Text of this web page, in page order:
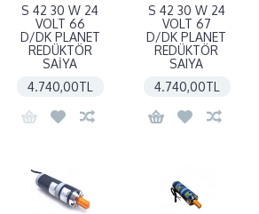
S 42 30 W 24
VOLT 66
D/DK PLANET
REDÜKTÖR
SAİYA
4.740,00TL
S 42 30 W 24
VOLT 67
D/DK PLANET
REDÜKTÖR
SAIYA
4.740,00TL